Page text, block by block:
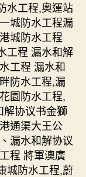
水工程,奧運站
城防水工程漏
城防水工程
工程 漏水和解
工程 漏水和
防水工程,漏
園防水工程,
解协议书金獅
通渠大王公
漏水和解协议
程 將軍澳廣
城防水工程,蔚